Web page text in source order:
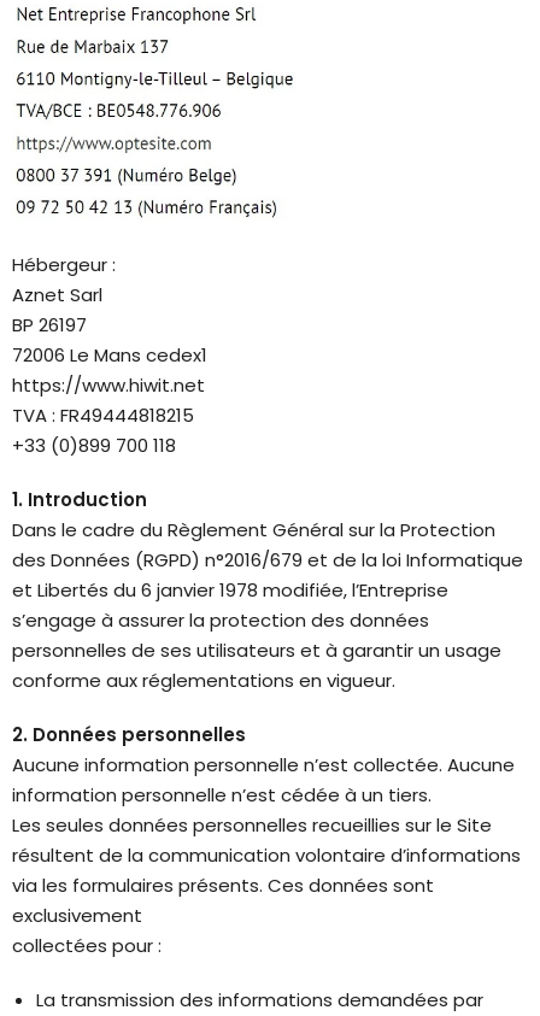
Hébergeur :
Aznet Sarl
BP 26197
72006 Le Mans cedex1
https://www.hiwit.net
TVA : FR49444818215
+33 (0)899 700 118
1. Introduction
Dans le cadre du Règlement Général sur la Protection
des Données (RGPD) n°2016/679 et de la loi Informatique
et Libertés du 6 janvier 1978 modifiée, l’Entreprise
s’engage à assurer la protection des données
personnelles de ses utilisateurs et à garantir un usage
conforme aux réglementations en vigueur.
2. Données personnelles
Aucune information personnelle n’est collectée. Aucune
information personnelle n’est cédée à un tiers.
Les seules données personnelles recueillies sur le Site
résultent de la communication volontaire d’informations
via les formulaires présents. Ces données sont
exclusivement
collectées pour :
La transmission des informations demandées par